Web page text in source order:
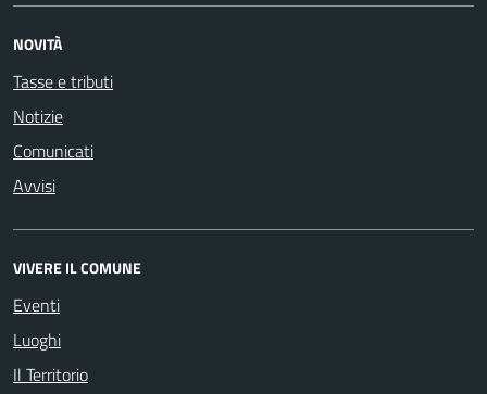
NOVITÀ
Tasse e tributi
Notizie
Comunicati
Avvisi
VIVERE IL COMUNE
Eventi
Luoghi
Il Territorio